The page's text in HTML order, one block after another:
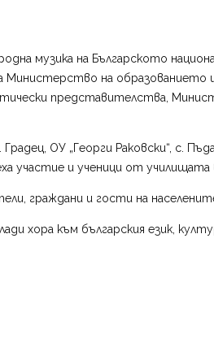
музика на Българското
на образованието
представителства,
ОУ „Георги Раковски“, с.
участие и ученици от
граждани и гости на
хора към българския език,